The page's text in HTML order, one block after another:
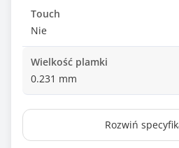
Touch
Nie
Wielkość plamki
0.231 mm
Czas reakcji matrycy
Rozwiń